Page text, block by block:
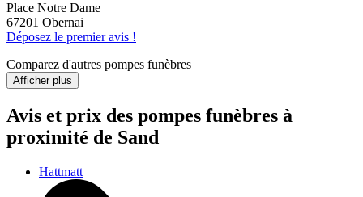
Place Notre Dame
67201 Obernai
Déposez le premier avis !
Comparez d'autres pompes funèbres
Afficher plus
Avis et prix des pompes funèbres à
proximité de Sand
Hattmatt